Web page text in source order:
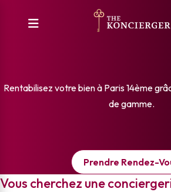
Conciergerie
14ème
Rentabilisez votre bien à Paris 14ème
de gamme.
Prendre Rendez-
Vous cherchez une